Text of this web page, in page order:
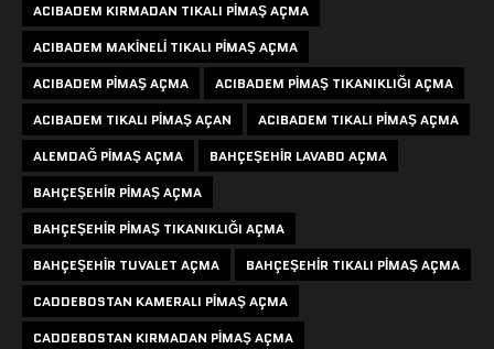
ACIBADEM KIRMADAN TIKALI PIMAŞ AÇMA
ACIBADEM MAKINELI TIKALI PIMAŞ AÇMA
ACIBADEM PIMAŞ AÇMA
ACIBADEM PIMAŞ TIKANIKLIĞI AÇMA
ACIBADEM TIKALI PIMAŞ AÇAN
ACIBADEM TIKALI PIMAŞ AÇMA
ALEMDAĞ PIMAŞ AÇMA
BAHÇEŞEHIR LAVABO AÇMA
BAHÇEŞEHIR PIMAŞ AÇMA
BAHÇEŞEHIR PIMAŞ TIKANIKLIĞI AÇMA
BAHÇEŞEHIR TUVALET AÇMA
BAHÇEŞEHIR TIKALI PIMAŞ AÇMA
CADDEBOSTAN KAMERALI PIMAŞ AÇMA
CADDEBOSTAN KIRMADAN PIMAŞ AÇMA